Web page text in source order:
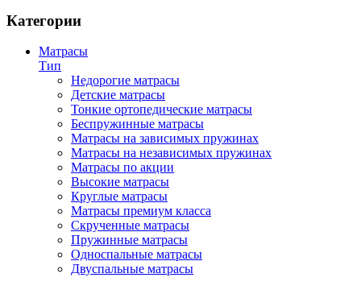
Категории
Матрасы
Тип
Недорогие матрасы
Детские матрасы
Тонкие ортопедические матрасы
Беспружинные матрасы
Матрасы на зависимых пружинах
Матрасы на независимых пружинах
Матрасы по акции
Высокие матрасы
Круглые матрасы
Матрасы премиум класса
Скрученные матрасы
Пружинные матрасы
Односпальные матрасы
Двуспальные матрасы